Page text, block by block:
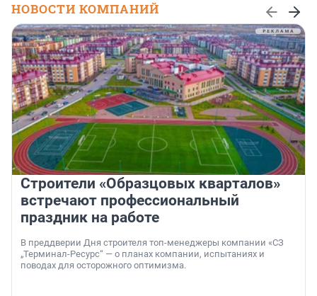
НОВОСТИ КОМПАНИЙ
Строители «Образцовых кварталов»
встречают профессиональный
праздник на работе
В преддверии Дня строителя топ-менеджеры компании «СЗ
„Терминал-Ресурс“ — о планах компании, испытаниях и
поводах для осторожного оптимизма.